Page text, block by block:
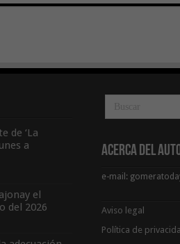
de ‘La
a
el
del 2026
Acerca del
e-mail:
Aviso legal
Política de